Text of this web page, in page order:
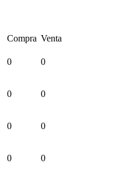
Compra Venta
0 0
0 0
0 0
0 0